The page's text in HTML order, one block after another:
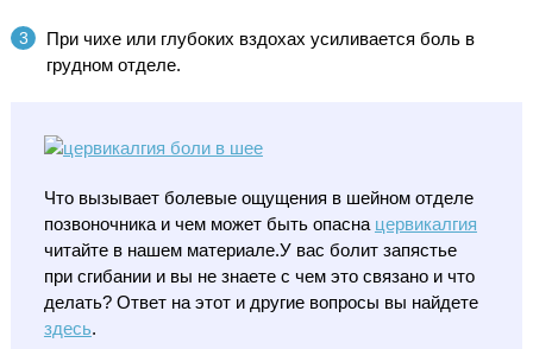
При чихе или глубоких вздохах усиливается боль в
грудном отделе.
Что вызывает болевые ощущения в шейном отделе
позвоночника и чем может быть опасна цервикалгия
читайте в нашем материале.У вас болит запястье
при сгибании и вы не знаете с чем это связано и что
делать? Ответ на этот и другие вопросы вы найдете
здесь.